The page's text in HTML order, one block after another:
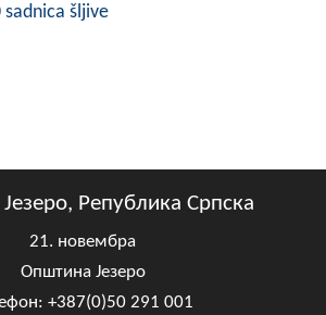
šljive
Република Српска
21. новембра
Општина Језеро
+387(0)50 291 001